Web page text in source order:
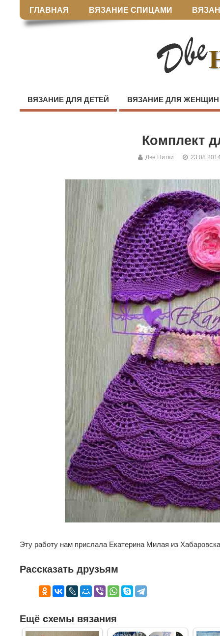
ГЛАВНАЯ ВЯЗАНИЕ СПИЦАМИ
ВЯЗАНИЕ ДЛЯ ДЕТЕЙ ВЯЗАНИЕ ДЛЯ ЖЕНЩИН
Комплект
Две Нитки
Эту работу нам прислала Екатерина Милая из
Рассказать друзьям
Ещё схемы вязания